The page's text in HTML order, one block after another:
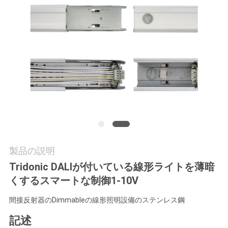
し
な
さ
い
製品の説明
Tridonic DALIが付いている線形ライトを薄暗
くするスマートな制御1-10V
間接反射器のDimmableの線形照明設備のステンレス鋼
記述